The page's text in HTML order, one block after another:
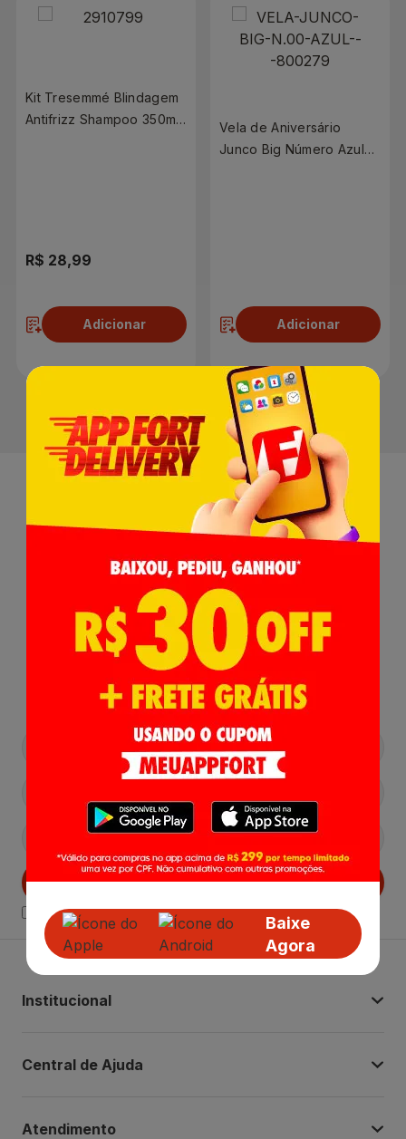
Kit Tresemmé Blindagem
Antifrizz Shampoo 350ml
R$ 28,99
Adicionar
Vela de Aniversário
Junco Big Número Azul
Adicionar
Baixe
Agora
Receba nossasNovidades,
Lançamentos e Promoções!
Cadastrar
Declaro estar ciente dasPoliticas de Privacidade.
Institucional
Central de Ajuda
Atendimento